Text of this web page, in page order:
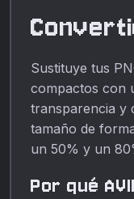
diaria.
Sustituye tus
compactos con
transparencia y
tamaño de
un 50% y un
Por qué